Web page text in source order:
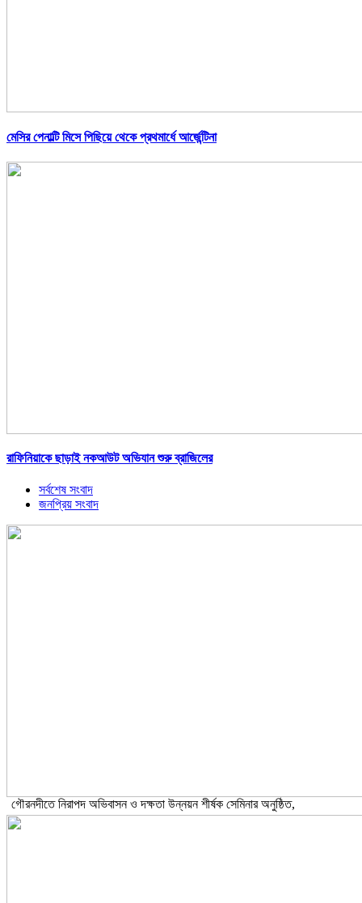
মেসির পেনাল্টি মিসে পিছিয়ে থেকে প্রথমার্ধে আর্জেন্টিনা
রাফিনিয়াকে ছাড়াই নকআউট অভিযান শুরু ব্রাজিলের
সর্বশেষ সংবাদ
জনপ্রিয় সংবাদ
গৌরনদীতে নিরাপদ অভিবাসন ও দক্ষতা উন্নয়ন শীর্ষক সেমিনার অনুষ্ঠিত,